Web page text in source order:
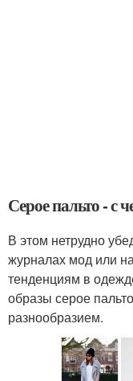
Серое пальто - с
В этом нетрудно
журналах мод или
тенденциям в
образы серое
разнообразием.